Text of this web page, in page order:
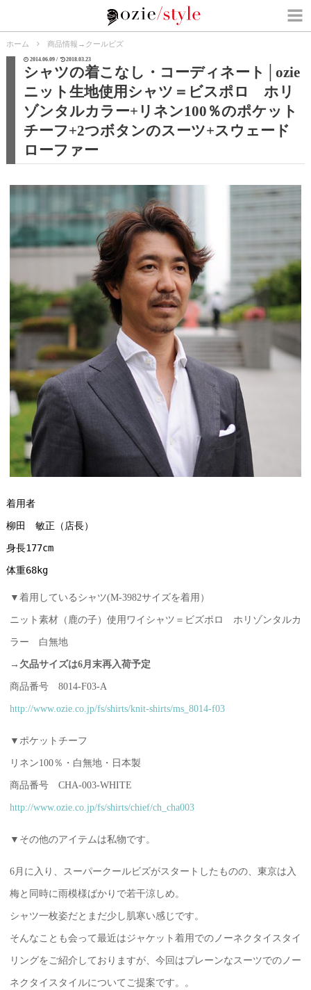
ホーム 商品情報 → クールビズ
2014.06.09 / 2018.03.23
シャツの着こなし・コーディネート│ozie
ニット生地使用シャツ＝ビスポロ ホリ
ゾンタルカラー+リネン100％のポケット
チーフ+2つボタンのスーツ+スウェード
ローファー
着用者
柳田　敏正（店長）
身長177cm
体重68kg
▼着用しているシャツ(M-3982サイズを着用）
ニット素材（鹿の子）使用ワイシャツ＝ビズポロ ホリゾンタルカ
ラー 白無地
→欠品サイズは6月末再入荷予定
商品番号 8014-F03-A
http://www.ozie.co.jp/fs/shirts/knit-shirts/ms_8014-f03
▼ポケットチーフ
リネン100％・白無地・日本製
商品番号 CHA-003-WHITE
http://www.ozie.co.jp/fs/shirts/chief/ch_cha003
▼その他のアイテムは私物です。
6月に入り、スーパークールビズがスタートしたものの、東京は入
梅と同時に雨模様ばかりで若干涼しめ。
シャツ一枚姿だとまだ少し肌寒い感じです。
そんなことも会って最近はジャケット着用でのノーネクタイスタイ
リングをご紹介しておりますが、今回はプレーンなスーツでのノー
ネクタイスタイルについてご提案です。。